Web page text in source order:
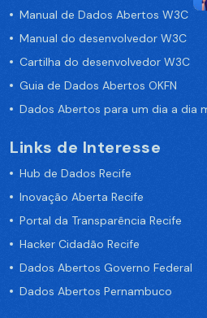
Manual de Dados Abertos W3C
Manual do desenvolvedor W3C
Cartilha do desenvolvedor W3C
Guia de Dados Abertos OKFN
Dados Abertos para um dia a dia
Links de Interesse
Hub de Dados Recife
Inovação Aberta Recife
Portal da Transparência Recife
Hacker Cidadão Recife
Dados Abertos Governo Federal
Dados Abertos Pernambuco